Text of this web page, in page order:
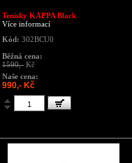
Tenisky KAPPA Black
Více informací
Kód: 302BCU0
Běžná cena:
1590,- Kč
Naše cena:
990,- Kč